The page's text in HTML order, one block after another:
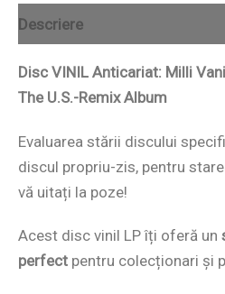
Descriere
Disc VINIL Anticariat: Milli
The U.S.-Remix Album
Evaluarea stării discului
discul propriu-zis, pentru
vă uitați la poze!
Acest disc vinil LP îți oferă un
perfect pentru colecționari și